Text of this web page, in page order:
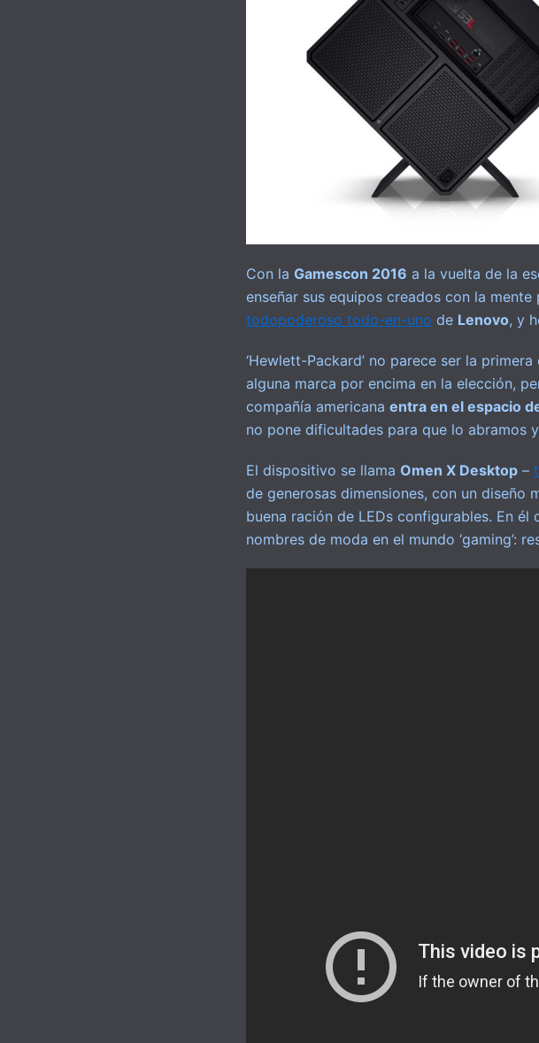
Con la Gamescon 2016 a la vuelta de la
enseñar sus equipos creados con la
todopoderoso todo-en-uno de Lenovo, y
‘Hewlett-Packard’ no parece ser la
alguna marca por encima en la elección,
compañía americana entra en el espacio
no pone dificultades para que lo abramos
El dispositivo se llama Omen X Desktop–
de generosas dimensiones, con un diseño
buena ración de LEDs configurables. En
nombres de moda en el mundo ‘gaming’: